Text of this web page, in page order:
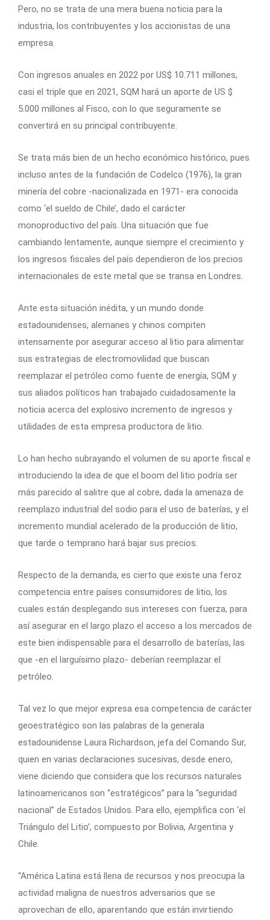
Pero, no se trata de una mera buena noticia para la
industria, los contribuyentes y los accionistas de una
empresa.
Con ingresos anuales en 2022 por US$ 10.711 millones,
casi el triple que en 2021, SQM hará un aporte de US $
5.000 millones al Fisco, con lo que seguramente se
convertirá en su principal contribuyente.
Se trata más bien de un hecho económico histórico, pues
incluso antes de la fundación de Codelco (1976), la gran
minería del cobre -nacionalizada en 1971- era conocida
como ‘el sueldo de Chile’, dado el carácter
monoproductivo del país. Una situación que fue
cambiando lentamente, aunque siempre el crecimiento y
los ingresos fiscales del país dependieron de los precios
internacionales de este metal que se transa en Londres.
Ante esta situación inédita, y un mundo donde
estadounidenses, alemanes y chinos compiten
intensamente por asegurar acceso al litio para alimentar
sus estrategias de electromovilidad que buscan
reemplazar el petróleo como fuente de energía, SQM y
sus aliados políticos han trabajado cuidadosamente la
noticia acerca del explosivo incremento de ingresos y
utilidades de esta empresa productora de litio.
Lo han hecho subrayando el volumen de su aporte fiscal e
introduciendo la idea de que el boom del litio podría ser
más parecido al salitre que al cobre, dada la amenaza de
reemplazo industrial del sodio para el uso de baterías, y el
incremento mundial acelerado de la producción de litio,
que tarde o temprano hará bajar sus precios.
Respecto de la demanda, es cierto que existe una feroz
competencia entre países consumidores de litio, los
cuales están desplegando sus intereses con fuerza, para
así asegurar en el largo plazo el acceso a los mercados de
este bien indispensable para el desarrollo de baterías, las
que -en el larguísimo plazo- deberían reemplazar el
petróleo.
Tal vez lo que mejor expresa esa competencia de carácter
geoestratégico son las palabras de la generala
estadounidense Laura Richardson, jefa del Comando Sur,
quien en varias declaraciones sucesivas, desde enero,
viene diciendo que considera que los recursos naturales
latinoamericanos son “estratégicos” para la “seguridad
nacional” de Estados Unidos. Para ello, ejemplifica con ‘el
Triángulo del Litio’, compuesto por Bolivia, Argentina y
Chile.
“América Latina está llena de recursos y nos preocupa la
actividad maligna de nuestros adversarios que se
aprovechan de ello, aparentando que están invirtiendo